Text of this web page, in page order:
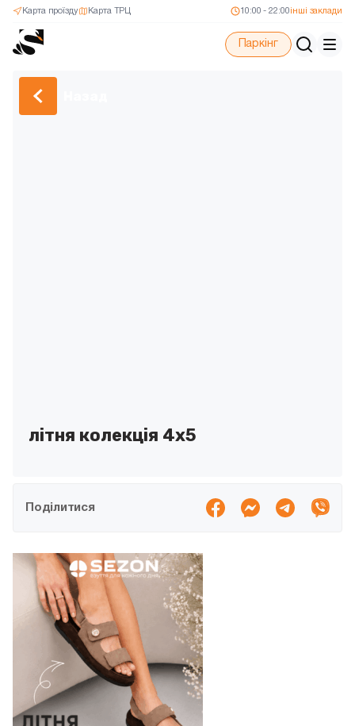
Карта ТРЦ
Карта проїзду 10:00 - 22:00 інші заклади
Паркінг
літня колекція 4х5
Поділитися